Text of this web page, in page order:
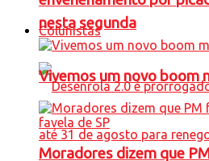
nesta segunda
Colunistas
Vivemos um novo boom
Moradores dizem que